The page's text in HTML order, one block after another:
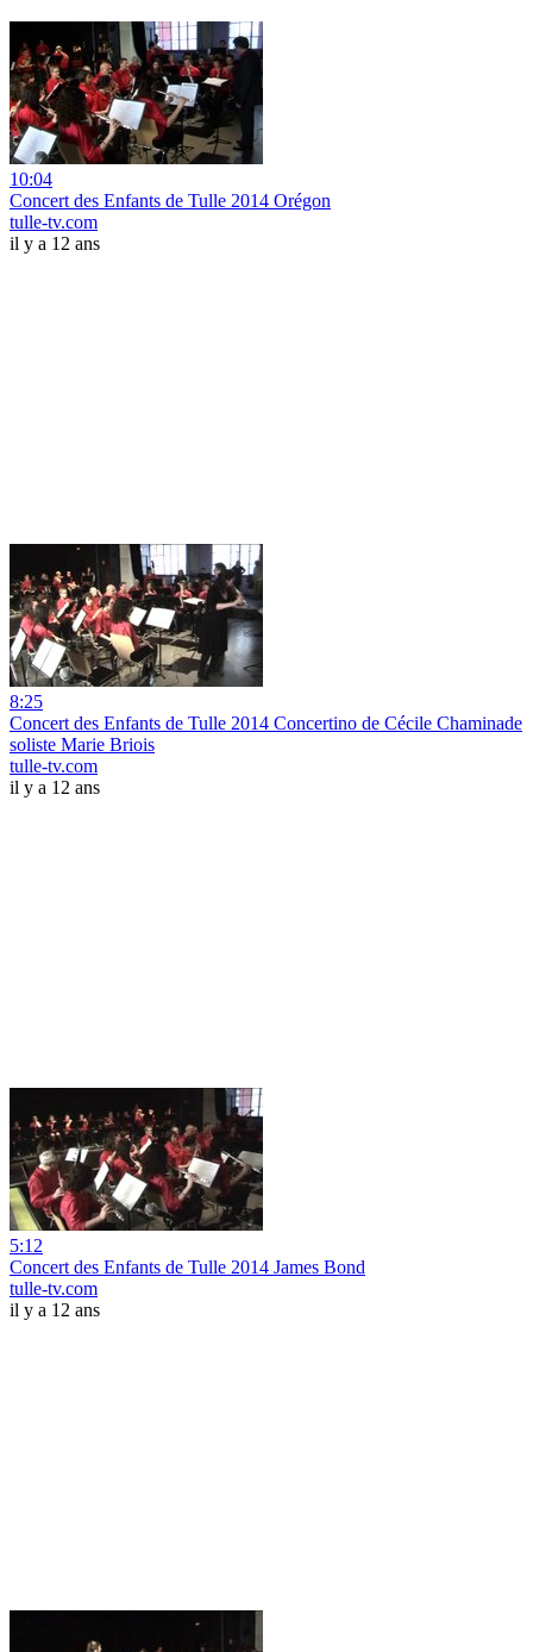
10:04
Concert des Enfants de Tulle 2014 Orégon
tulle-tv.com
il y a 12 ans
8:25
Concert des Enfants de Tulle 2014 Concertino de Cécile Chaminade
soliste Marie Briois
tulle-tv.com
il y a 12 ans
5:12
Concert des Enfants de Tulle 2014 James Bond
tulle-tv.com
il y a 12 ans